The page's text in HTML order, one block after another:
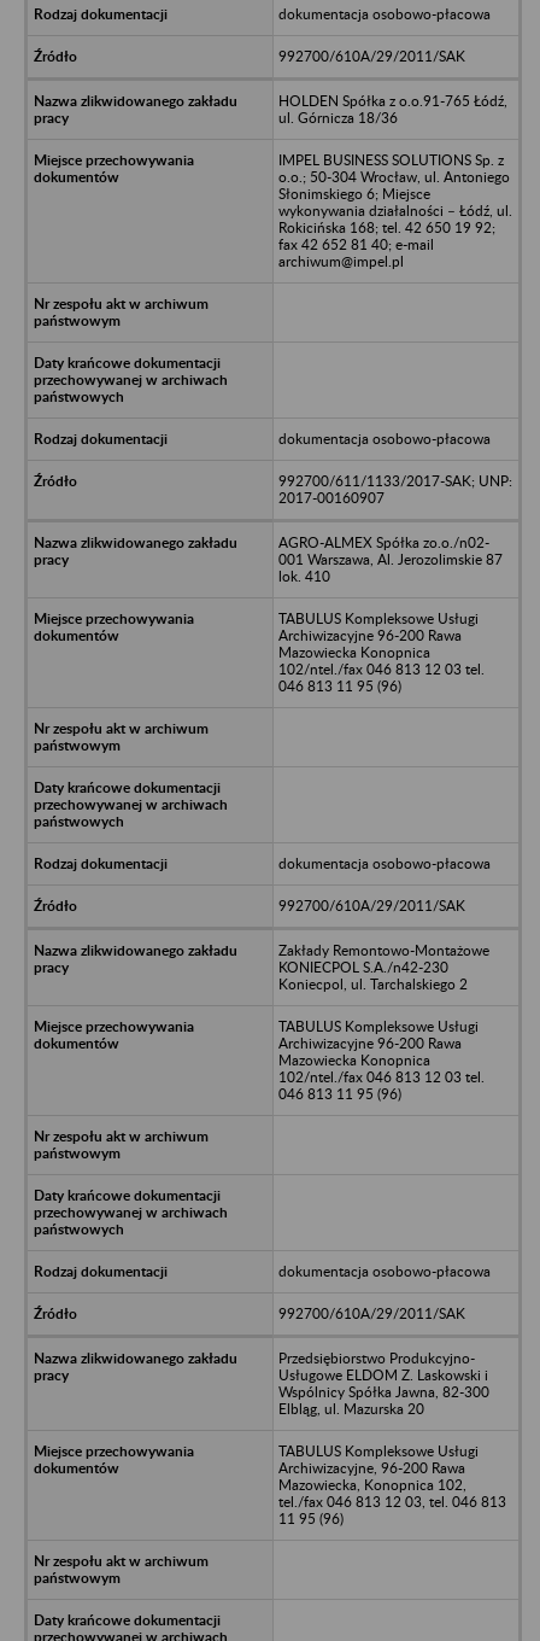
dokumentacja osobowo-płacowa
992700/610A/29/2011/SAK
HOLDEN Spółka z o.o.91-765 Łódź,
ul. Górnicza 18/36
IMPEL BUSINESS SOLUTIONS Sp. z
o.o.; 50-304 Wrocław, ul. Antoniego
Słonimskiego 6; Miejsce
wykonywania działalności – Łódź, ul.
Rokicińska 168; tel. 42 650 19 92;
fax 42 652 81 40; e-mail
archiwum@impel.pl
dokumentacja osobowo-płacowa
992700/611/1133/2017-SAK; UNP:
2017-00160907
AGRO-ALMEX Spółka zo.o./n02-
001 Warszawa, Al. Jerozolimskie 87
lok. 410
TABULUS Kompleksowe Usługi
Archiwizacyjne 96-200 Rawa
Mazowiecka Konopnica
102/ntel./fax 046 813 12 03 tel.
046 813 11 95 (96)
dokumentacja osobowo-płacowa
992700/610A/29/2011/SAK
Zakłady Remontowo-Montażowe
KONIECPOL S.A./n42-230
Koniecpol, ul. Tarchalskiego 2
TABULUS Kompleksowe Usługi
Archiwizacyjne 96-200 Rawa
Mazowiecka Konopnica
102/ntel./fax 046 813 12 03 tel.
046 813 11 95 (96)
dokumentacja osobowo-płacowa
992700/610A/29/2011/SAK
Przedsiębiorstwo Produkcyjno-
Usługowe ELDOM Z. Laskowski i
Wspólnicy Spółka Jawna, 82-300
Elbląg, ul. Mazurska 20
TABULUS Kompleksowe Usługi
Archiwizacyjne, 96-200 Rawa
Mazowiecka, Konopnica 102,
tel./fax 046 813 12 03, tel. 046 813
11 95 (96)